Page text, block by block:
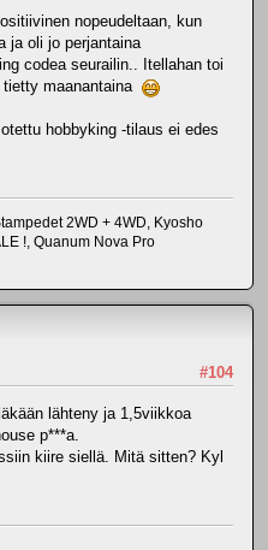
nopeudeltaan, kun
ja oli jo perjantaina
codea seurailin.. Itellahan toi
maanantaina
hobbyking -tilaus ei edes
2WD + 4WD, Kyosho
!, Quanum Nova Pro
#104
lähteny ja 1,5viikkoa
p***a.
kiire siellä. Mitä sitten? Kyl